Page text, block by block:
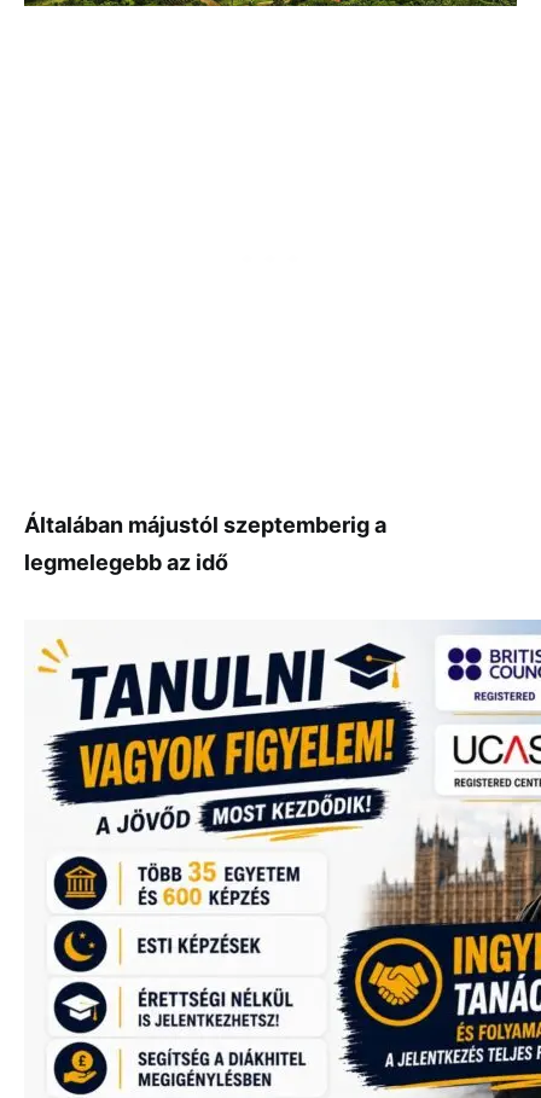
Általában májustól szeptemberig a
legmelegebb az idő